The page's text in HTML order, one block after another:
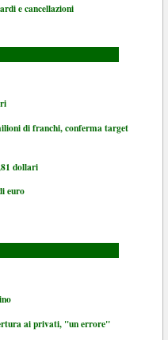
e cancellazioni
di franchi, conferma target
dollari
euro
ai privati, "un errore"